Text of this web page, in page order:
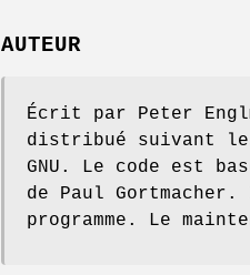
AUTEUR
Écrit par Peter
distribué suivant
GNU. Le code est
de Paul Gortmacher. Il
programme. Le